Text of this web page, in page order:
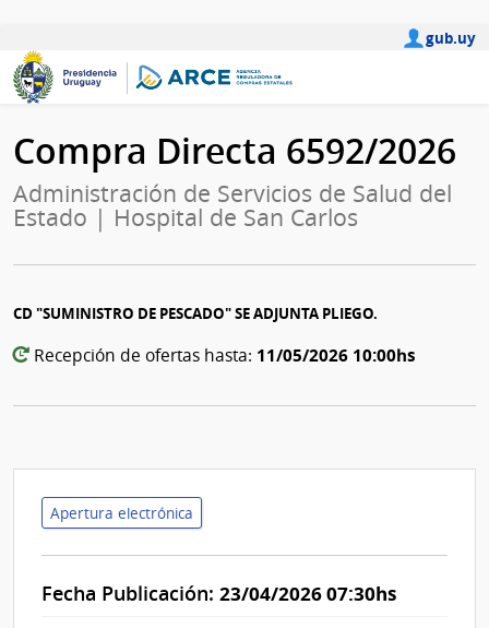
gub.uy
Compra Directa 6592/2026
Administración de Servicios de Salud del
Estado | Hospital de San Carlos
CD "SUMINISTRO DE PESCADO" SE ADJUNTA PLIEGO.
Recepción de ofertas hasta: 11/05/2026 10:00hs
Apertura electrónica
Fecha Publicación: 23/04/2026 07:30hs